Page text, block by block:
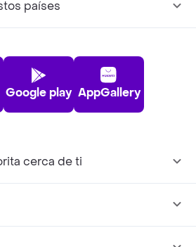
países
Google play AppGallery
cerca de ti